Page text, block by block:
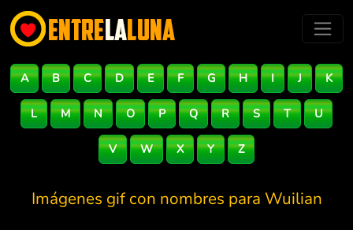
A B C D E F G H I J K
L M N O P Q R S T U
V W X Y Z
Imágenes gif con nombres para Wuilian